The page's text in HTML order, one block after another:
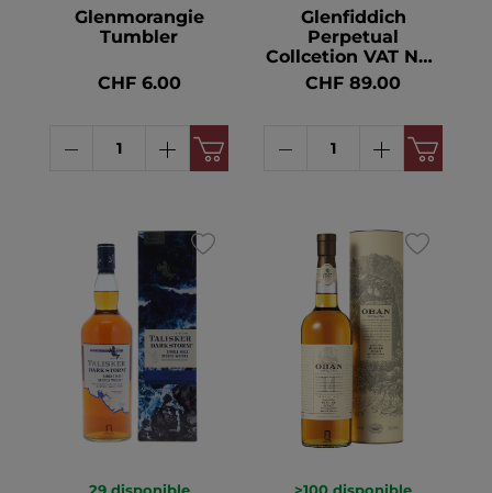
Glenmorangie
Tumbler
CHF 6.00
Glenfiddich
Perpetual
Collcetion VAT No 1
Single Malt Scotch
Whisky 40° 1l
CHF 89.00